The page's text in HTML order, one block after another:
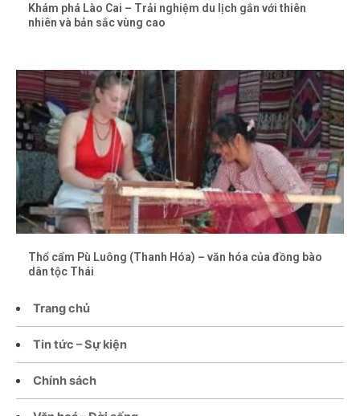
Trang chủ
Tin tức – Sự kiện
Chính sách
Khám phá Lào Cai – Trải nghiệm du lịch gắn với thiên
nhiên và bản sắc vùng cao
Thổ cẩm Pù Luông (Thanh Hóa) – văn hóa của đồng bào
dân tộc Thái